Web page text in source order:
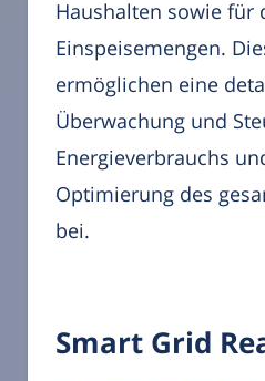
Haushalten sowie für
Einspeisemengen.
ermöglichen eine
Überwachung und
Energieverbrauchs
Optimierung des
bei.
Smart Grid